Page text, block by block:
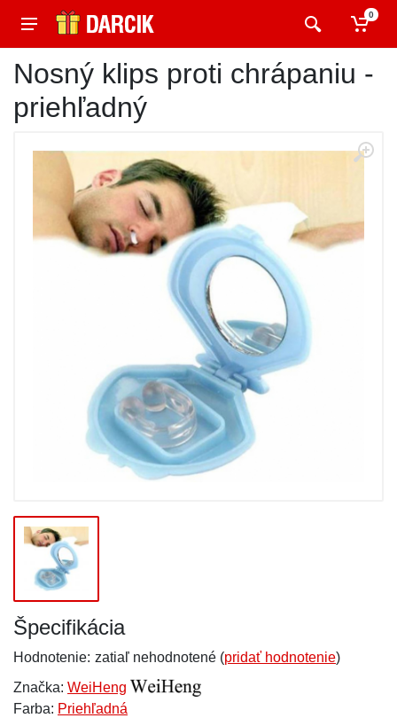
0
Nosný klips proti chrápaniu -
priehľadný
Špecifikácia
Hodnotenie: zatiaľ nehodnotené (pridať hodnotenie)
Značka: WeiHeng
Farba: Priehľadná